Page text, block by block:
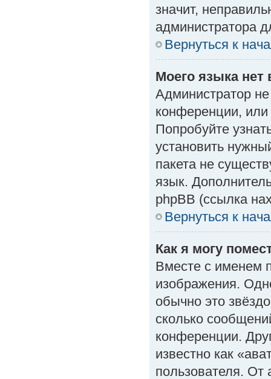
значит,
администратора
Вернуться к
Моего языка нет
Администратор
конференции,
Попробуйте
установить
пакета не
язык.
phpBB (ссылка
Вернуться к
Как я могу
Вместе с именем
изображения.
обычно это
сколько
конференции.
известно как
пользователя. От